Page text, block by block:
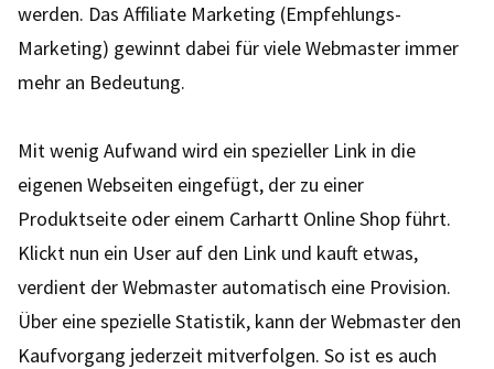
werden. Das Affiliate Marketing (Empfehlungs-
Marketing) gewinnt dabei für viele Webmaster immer
mehr an Bedeutung.
Mit wenig Aufwand wird ein spezieller Link in die
eigenen Webseiten eingefügt, der zu einer
Produktseite oder einem Carhartt Online Shop führt.
Klickt nun ein User auf den Link und kauft etwas,
verdient der Webmaster automatisch eine Provision.
Über eine spezielle Statistik, kann der Webmaster den
Kaufvorgang jederzeit mitverfolgen. So ist es auch